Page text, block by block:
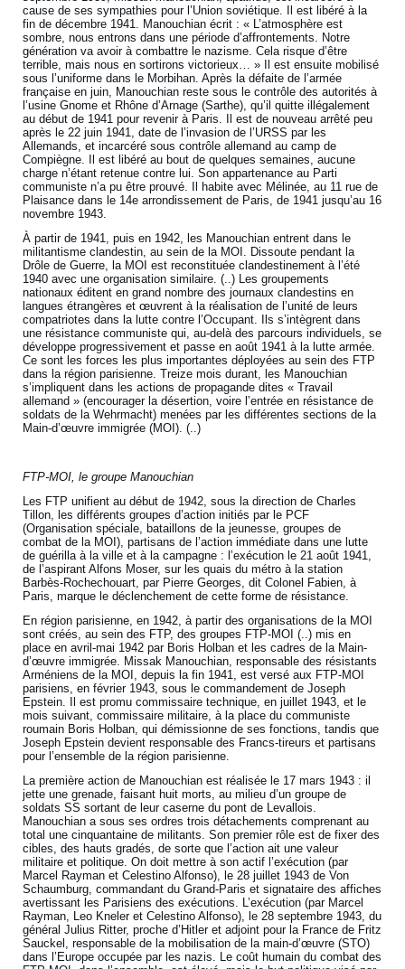
cause de ses sympathies pour l’Union soviétique. Il est libéré à la
fin de décembre 1941. Manouchian écrit : « L’atmosphère est
sombre, nous entrons dans une période d’affrontements. Notre
génération va avoir à combattre le nazisme. Cela risque d’être
terrible, mais nous en sortirons victorieux… » Il est ensuite mobilisé
sous l’uniforme dans le Morbihan. Après la défaite de l’armée
française en juin, Manouchian reste sous le contrôle des autorités à
l’usine Gnome et Rhône d’Arnage (Sarthe), qu’il quitte illégalement
au début de 1941 pour revenir à Paris. Il est de nouveau arrêté peu
après le 22 juin 1941, date de l’invasion de l’URSS par les
Allemands, et incarcéré sous contrôle allemand au camp de
Compiègne. Il est libéré au bout de quelques semaines, aucune
charge n’étant retenue contre lui. Son appartenance au Parti
communiste n’a pu être prouvé. Il habite avec Mélinée, au 11 rue de
Plaisance dans le 14e arrondissement de Paris, de 1941 jusqu’au 16
novembre 1943.
À partir de 1941, puis en 1942, les Manouchian entrent dans le
militantisme clandestin, au sein de la MOI. Dissoute pendant la
Drôle de Guerre, la MOI est reconstituée clandestinement à l’été
1940 avec une organisation similaire. (..) Les groupements
nationaux éditent en grand nombre des journaux clandestins en
langues étrangères et œuvrent à la réalisation de l’unité de leurs
compatriotes dans la lutte contre l’Occupant. Ils s’intègrent dans
une résistance communiste qui, au-delà des parcours individuels, se
développe progressivement et passe en août 1941 à la lutte armée.
Ce sont les forces les plus importantes déployées au sein des FTP
dans la région parisienne. Treize mois durant, les Manouchian
s’impliquent dans les actions de propagande dites « Travail
allemand » (encourager la désertion, voire l’entrée en résistance de
soldats de la Wehrmacht) menées par les différentes sections de la
Main-d’œuvre immigrée (MOI). (..)
FTP-MOI, le groupe Manouchian
Les FTP unifient au début de 1942, sous la direction de Charles
Tillon, les différents groupes d’action initiés par le PCF
(Organisation spéciale, bataillons de la jeunesse, groupes de
combat de la MOI), partisans de l’action immédiate dans une lutte
de guérilla à la ville et à la campagne : l’exécution le 21 août 1941,
de l’aspirant Alfons Moser, sur les quais du métro à la station
Barbès-Rochechouart, par Pierre Georges, dit Colonel Fabien, à
Paris, marque le déclenchement de cette forme de résistance.
En région parisienne, en 1942, à partir des organisations de la MOI
sont créés, au sein des FTP, des groupes FTP-MOI (..) mis en
place en avril-mai 1942 par Boris Holban et les cadres de la Main-
d’œuvre immigrée. Missak Manouchian, responsable des résistants
Arméniens de la MOI, depuis la fin 1941, est versé aux FTP-MOI
parisiens, en février 1943, sous le commandement de Joseph
Epstein. Il est promu commissaire technique, en juillet 1943, et le
mois suivant, commissaire militaire, à la place du communiste
roumain Boris Holban, qui démissionne de ses fonctions, tandis que
Joseph Epstein devient responsable des Francs-tireurs et partisans
pour l’ensemble de la région parisienne.
La première action de Manouchian est réalisée le 17 mars 1943 : il
jette une grenade, faisant huit morts, au milieu d’un groupe de
soldats SS sortant de leur caserne du pont de Levallois.
Manouchian a sous ses ordres trois détachements comprenant au
total une cinquantaine de militants. Son premier rôle est de fixer des
cibles, des hauts gradés, de sorte que l’action ait une valeur
militaire et politique. On doit mettre à son actif l’exécution (par
Marcel Rayman et Celestino Alfonso), le 28 juillet 1943 de Von
Schaumburg, commandant du Grand-Paris et signataire des affiches
avertissant les Parisiens des exécutions. L’exécution (par Marcel
Rayman, Leo Kneler et Celestino Alfonso), le 28 septembre 1943, du
général Julius Ritter, proche d’Hitler et adjoint pour la France de Fritz
Sauckel, responsable de la mobilisation de la main-d’œuvre (STO)
dans l’Europe occupée par les nazis. Le coût humain du combat des